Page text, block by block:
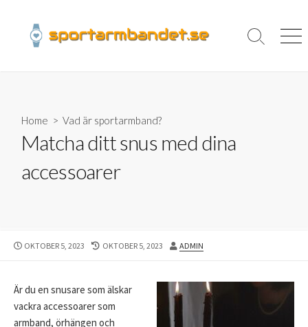
content
Search
Home > Vad är sportarmband?
Matcha ditt snus med dina
accessoarer
PUBLISHED
OKTOBER 5, 2023
LAST
OKTOBER 5, 2023 AUTHOR
ADMIN
Är du en snusare som älskar
vackra accessoarer som
armband, örhängen och